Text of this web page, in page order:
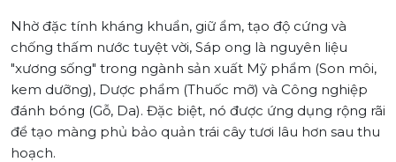
Nhờ đặc tính kháng khuẩn, giữ ẩm, tạo độ cứng và
chống thấm nước tuyệt vời, Sáp ong là nguyên liệu
"xương sống" trong ngành sản xuất Mỹ phẩm (Son môi,
kem dưỡng), Dược phẩm (Thuốc mỡ) và Công nghiệp
đánh bóng (Gỗ, Da). Đặc biệt, nó được ứng dụng rộng rãi
để tạo màng phủ bảo quản trái cây tươi lâu hơn sau thu
hoạch.